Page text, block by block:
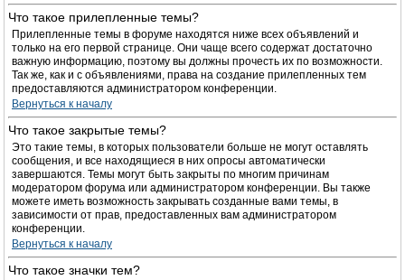
Что такое прилепленные темы?
Прилепленные темы в форуме находятся ниже всех объявлений и
только на его первой странице. Они чаще всего содержат достаточно
важную информацию, поэтому вы должны прочесть их по возможности.
Так же, как и с объявлениями, права на создание прилепленных тем
предоставляются администратором конференции.
Вернуться к началу
Что такое закрытые темы?
Это такие темы, в которых пользователи больше не могут оставлять
сообщения, и все находящиеся в них опросы автоматически
завершаются. Темы могут быть закрыты по многим причинам
модератором форума или администратором конференции. Вы также
можете иметь возможность закрывать созданные вами темы, в
зависимости от прав, предоставленных вам администратором
конференции.
Вернуться к началу
Что такое значки тем?